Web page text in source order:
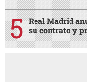
Real Madrid
su contrato y